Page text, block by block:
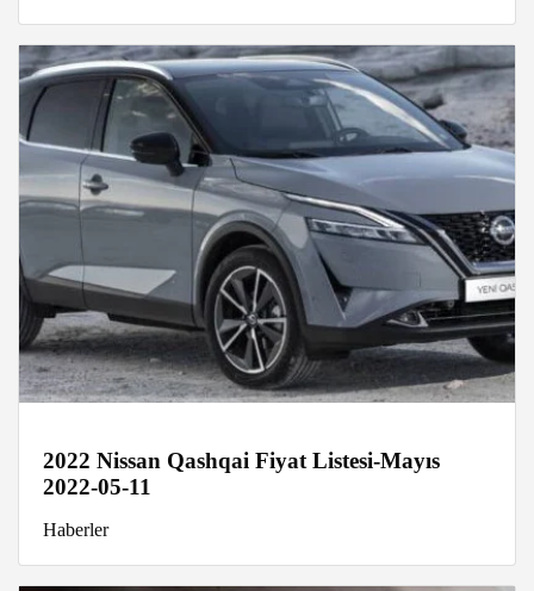
2022 Nissan Qashqai Fiyat Listesi-Mayıs
2022-05-11
Haberler